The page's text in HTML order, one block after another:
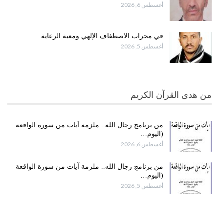
أغسطس 6, 2026
في محراب الاصطفاف الإلهي ومعية الرعاية
أغسطس 5, 2026
من هدى القرآن الكريم
من برنامج رجال الله.. ملزمة آيات من سورة الواقعة
(اليوم…
أغسطس 6, 2026
من برنامج رجال الله.. ملزمة آيات من سورة الواقعة
(اليوم…
أغسطس 5, 2026